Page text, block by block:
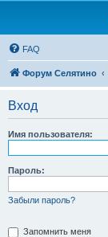
FAQ
Форум Селятино
Вход
Имя пользователя:
Пароль:
Забыли пароль?
Запомнить меня